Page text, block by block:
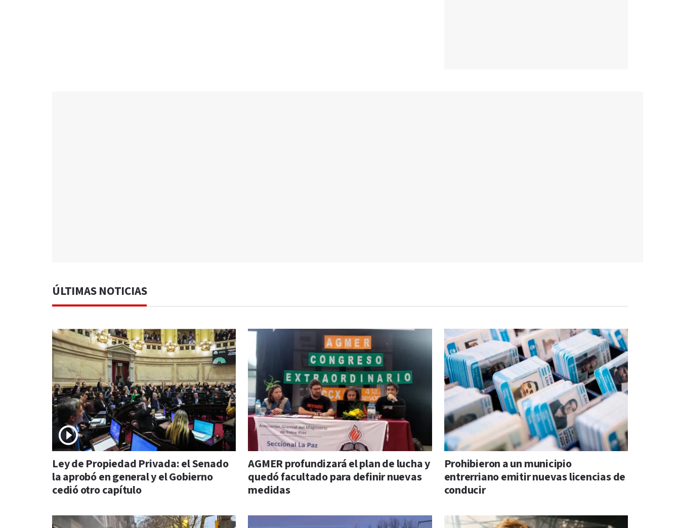
ÚLTIMAS NOTICIAS
Ley de Propiedad Privada: el Senado
la aprobó en general y el Gobierno
cedió otro capítulo
AGMER profundizará el plan de lucha y
quedó facultado para definir nuevas
medidas
Prohibieron a un municipio
entrerriano emitir nuevas licencias de
conducir